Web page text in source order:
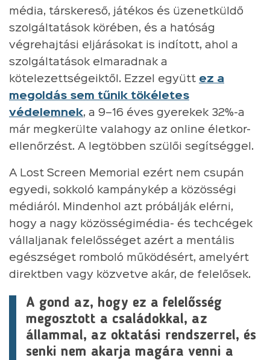
média, társkereső, játékos és üzenetküldő
szolgáltatások körében, és a hatóság
végrehajtási eljárásokat is indított, ahol a
szolgáltatások elmaradnak a
kötelezettségeiktől. Ezzel együtt ez a
megoldás sem tűnik tökéletes
védelemnek, a 9–16 éves gyerekek 32%-a
már megkerülte valahogy az online életkor-
ellenőrzést. A legtöbben szülői segítséggel.
A Lost Screen Memorial ezért nem csupán
egyedi, sokkoló kampánykép a közösségi
médiáról. Mindenhol azt próbálják elérni,
hogy a nagy közösségimédia- és techcégek
vállaljanak felelősséget azért a mentális
egészséget romboló működésért, amelyért
direktben vagy közvetve akár, de felelősek.
A gond az, hogy ez a felelősség
megosztott a családokkal, az
állammal, az oktatási rendszerrel, és
senki nem akarja magára venni a